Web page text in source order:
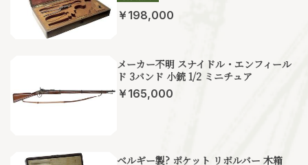
￥198,000
メーカー不明 スナイドル・エンフィール
ド 3バンド 小銃 1/2 ミニチュア
￥165,000
ベルギー製? ポケット リボルバー 木箱